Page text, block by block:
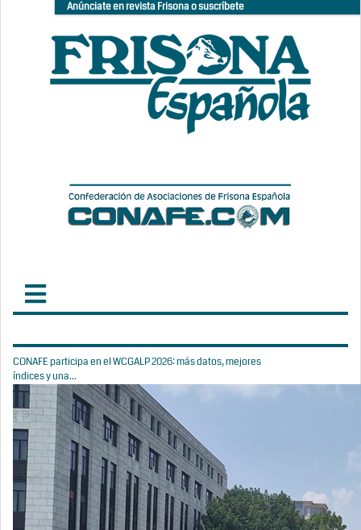
Anúnciate en revista Frisona o suscríbete
CONAFE participa en el WCGALP 2026: más datos, mejores
índices y una...